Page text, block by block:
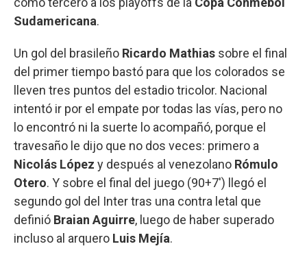
Sudamericana.
Un gol del brasileño Ricardo Mathias sobre el final
del primer tiempo bastó para que los colorados se
lleven tres puntos del estadio tricolor. Nacional
intentó ir por el empate por todas las vías, pero no
lo encontró ni la suerte lo acompañó, porque el
travesaño le dijo que no dos veces: primero a
Nicolás López y después al venezolano Rómulo
Otero. Y sobre el final del juego (90+7') llegó el
segundo gol del Inter tras una contra letal que
definió Braian Aguirre, luego de haber superado
incluso al arquero Luis Mejía.